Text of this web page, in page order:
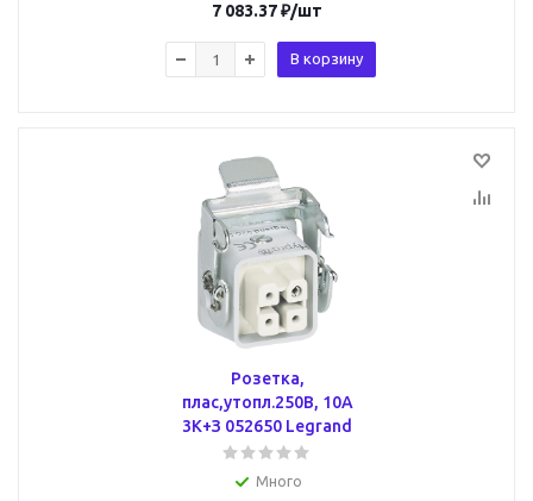
7 083.37₽/шт
В корзину
Розетка,
плас,утопл.250В, 10А
3К+З 052650 Legrand
Много